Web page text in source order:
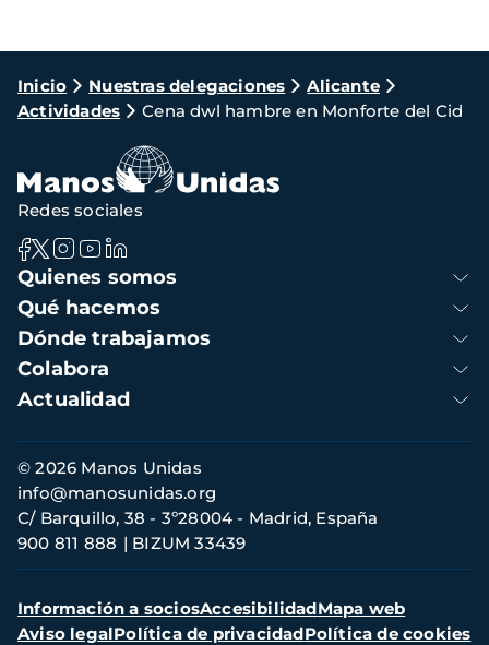
Ruta
de
navegación
Inicio Nuestras delegaciones
Alicante
Actividades
Cena dwl hambre en Monforte del Cid
Navegación
principal
Quienes somos
Qué hacemos
Dónde trabajamos
Colabora
Actualidad
Redes sociales
Información
de
contacto
© 2026 Manos Unidas
C/ Barquillo, 38 - 3º28004 - Madrid, España
900 811 888
BIZUM 33439
info@manosunidas.org
Menú
secundario
Información a sociosAccesibilidadMapa web
Aviso legalPolítica de privacidadPolítica de cookies